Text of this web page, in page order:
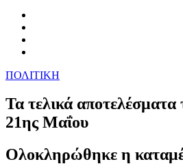
ΠΟΛΙΤΙΚΗ
Τα τελικά
21ης Μαΐου
Ολοκληρώθηκε η